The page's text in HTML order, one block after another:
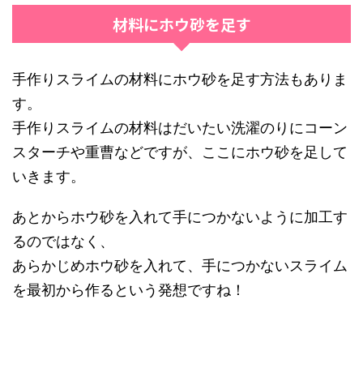
材料にホウ砂を足す
手作りスライムの材料にホウ砂を足す方法もありま
す。
手作りスライムの材料はだいたい洗濯のりにコーン
スターチや重曹などですが、ここにホウ砂を足して
いきます。
あとからホウ砂を入れて手につかないように加工す
るのではなく、
あらかじめホウ砂を入れて、手につかないスライム
を最初から作るという発想ですね！